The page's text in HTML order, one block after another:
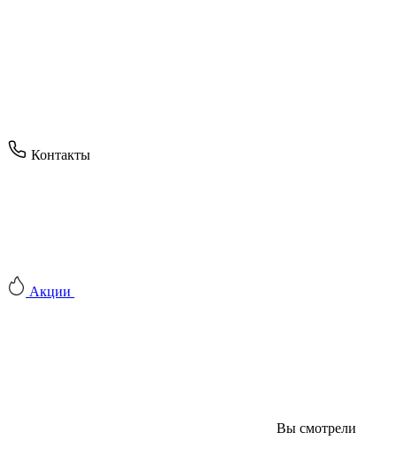
Контакты
Акции
Вы смотрели